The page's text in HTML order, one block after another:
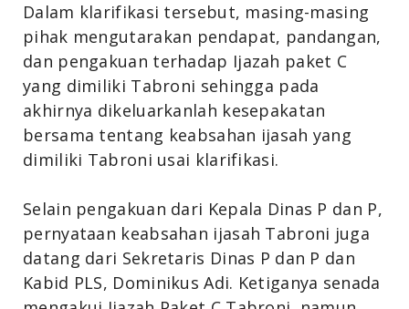
Dalam klarifikasi tersebut, masing-masing
pihak mengutarakan pendapat, pandangan,
dan pengakuan terhadap Ijazah paket C
yang dimiliki Tabroni sehingga pada
akhirnya dikeluarkanlah kesepakatan
bersama tentang keabsahan ijasah yang
dimiliki Tabroni usai klarifikasi.
Selain pengakuan dari Kepala Dinas P dan P,
pernyataan keabsahan ijasah Tabroni juga
datang dari Sekretaris Dinas P dan P dan
Kabid PLS, Dominikus Adi. Ketiganya senada